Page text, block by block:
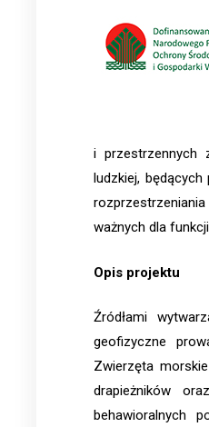
i przestrzennych
ludzkiej,
ważnych dla
Opis projektu
Źródłami
geofizyczne
Zwierzęta
drapieżników
behawioralnych